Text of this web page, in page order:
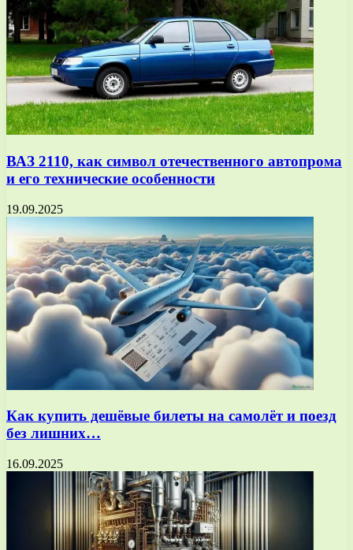
ВАЗ 2110, как символ отечественного автопрома
и его технические особенности
19.09.2025
Как купить дешёвые билеты на самолёт и поезд
без лишних…
16.09.2025